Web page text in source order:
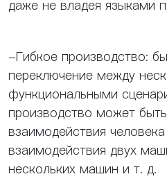
даже не владея языками
-Гибкое производство:
переключение между
функциональными
производство может
взаимодействия
взаимодействия двух
нескольких машин и т. д.